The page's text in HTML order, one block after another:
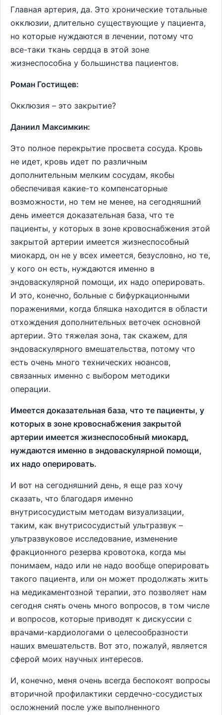
Главная артерия, да. Это хронические тотальные
окклюзии, длительно существующие у пациента,
но которые нуждаются в лечении, потому что
все-таки ткань сердца в этой зоне
жизнеспособна у большинства пациентов.
Роман Гостищев:
Окклюзия – это закрытие?
Даниил Максимкин:
Это полное перекрытие просвета сосуда. Кровь
не идет, кровь идет по различным
дополнительным мелким сосудам, якобы
обеспечивая какие-то компенсаторные
возможности, но тем не менее, на сегодняшний
день имеется доказательная база, что те
пациенты, у которых в зоне кровоснабжения этой
закрытой артерии имеется жизнеспособный
миокард, он не у всех имеется, безусловно, но те,
у кого он есть, нуждаются именно в
эндоваскулярной помощи, их надо оперировать.
И это, конечно, больные с бифуркационными
поражениями, когда бляшка находится в области
отхождения дополнительных веточек основной
артерии. Это тяжелая зона, так скажем, для
эндоваскулярного вмешательства, потому что
есть очень много технических нюансов,
связанных именно с выбором методики
операции.
Имеется доказательная база, что те пациенты, у
которых в зоне кровоснабжения закрытой
артерии имеется жизнеспособный миокард,
нуждаются именно в эндоваскулярной помощи,
их надо оперировать.
И вот на сегодняшний день, я еще раз хочу
сказать, что благодаря именно
внутрисосудистым методам визуализации,
таким, как внутрисосудистый ультразвук –
ультразвуковое исследование, изменение
фракционного резерва кровотока, когда мы
понимаем, надо или не надо вообще оперировать
такого пациента, или он может продолжать жить
на медикаментозной терапии, это позволяет нам
сегодня снять очень много вопросов, в том числе
и вопросов, которые приводят к дискуссии с
врачами-кардиологами о целесообразности
наших вмешательств. Вот это, пожалуй, является
сферой моих научных интересов.
И, конечно, меня очень всегда беспокоят вопросы
вторичной профилактики сердечно-сосудистых
осложнений после уже выполненного